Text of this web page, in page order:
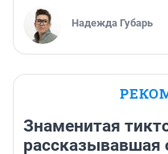
Надежда Губарь
Знаменитая
рассказывавшая